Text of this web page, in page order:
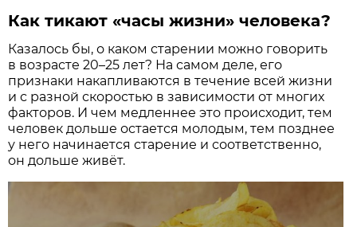
Как тикают «часы жизни» человека?
Казалось бы, о каком старении можно говорить
в возрасте 20–25 лет? На самом деле, его
признаки накапливаются в течение всей жизни
и с разной скоростью в зависимости от многих
факторов. И чем медленнее это происходит, тем
человек дольше остается молодым, тем позднее
у него начинается старение и соответственно,
он дольше живёт.